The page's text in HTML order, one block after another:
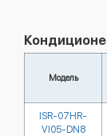
Модель
ISR-07HR-
VI05-DN8